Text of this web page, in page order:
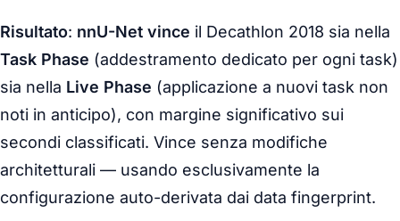
Risultato: nnU-Net vince il Decathlon 2018 sia nella
Task Phase (addestramento dedicato per ogni task)
sia nella Live Phase (applicazione a nuovi task non
noti in anticipo), con margine significativo sui
secondi classificati. Vince senza modifiche
architetturali — usando esclusivamente la
configurazione auto-derivata dai data fingerprint.